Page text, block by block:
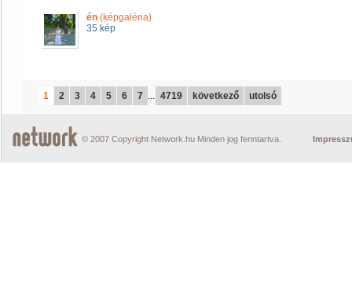
én (képgaléria)
35 kép
1 2 3 4 5 6 7 ... 4719 következő utolsó
© 2007 Copyright Network.hu Minden jog fenntartva.